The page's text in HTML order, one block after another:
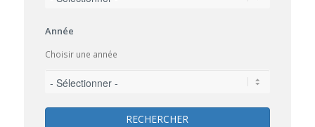
Année
Choisir une année
RECHERCHER